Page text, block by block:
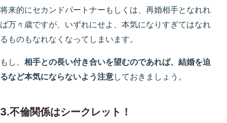
将来的にセカンドパートナーもしくは、再婚相手となれれ
ば万々歳ですが、いずれにせよ、本気になりすぎてはなれ
るものもなれなくなってしまいます。
もし、 相手との長い付き合いを望むのであれば、結婚を迫
るなど本気にならないよう注意しておきましょう。
3.不倫関係はシークレット！